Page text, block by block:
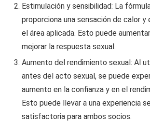
Estimulación y sensibilidad: La
proporciona una sensación de calor y
el área aplicada. Esto puede
mejorar la respuesta sexual.
Aumento del rendimiento sexual: Al
antes del acto sexual, se puede
aumento en la confianza y en el
Esto puede llevar a una experiencia
satisfactoria para ambos socios.